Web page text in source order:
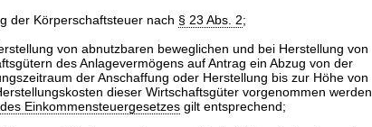
der Körperschaftsteuer nach § 23 Abs. 2;
von abnutzbaren beweglichen und bei Herstellung von
des Anlagevermögens auf Antrag ein Abzug von der
der Anschaffung oder Herstellung bis zur Höhe von
dieser Wirtschaftsgüter vorgenommen werden
Einkommensteuergesetzesgilt entsprechend;